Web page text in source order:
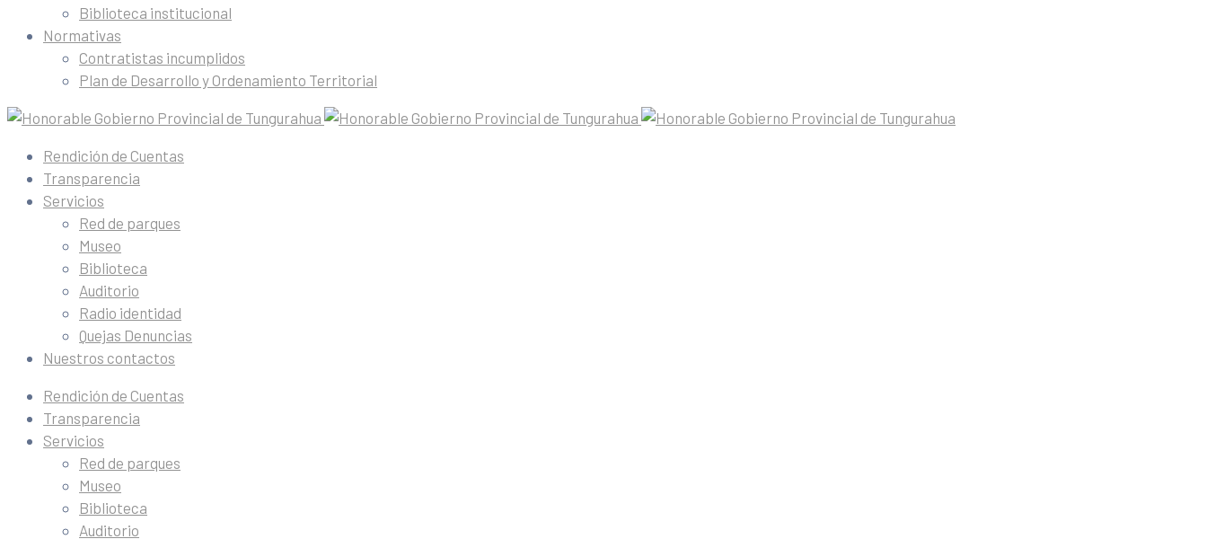
Biblioteca institucional
Normativas
Contratistas incumplidos
Plan de Desarrollo y Ordenamiento Territorial
Rendición de Cuentas
Transparencia
Servicios
Red de parques
Museo
Biblioteca
Auditorio
Radio identidad
Quejas Denuncias
Nuestros contactos
Rendición de Cuentas
Transparencia
Servicios
Red de parques
Museo
Biblioteca
Auditorio